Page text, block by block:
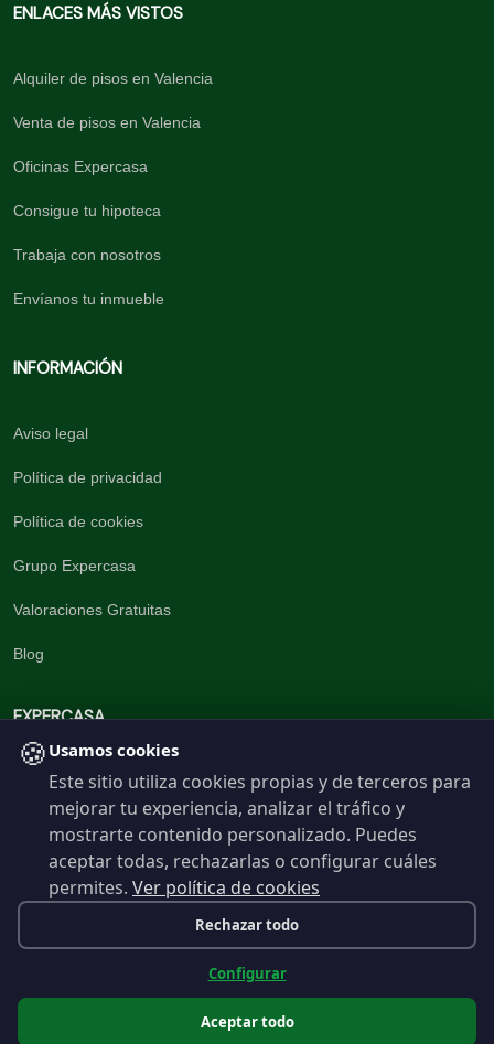
ENLACES MÁS VISTOS
Alquiler de pisos en Valencia
Venta de pisos en Valencia
Oficinas Expercasa
Consigue tu hipoteca
Trabaja con nosotros
Envíanos tu inmueble
INFORMACIÓN
Aviso legal
Política de privacidad
Política de cookies
Grupo Expercasa
Valoraciones Gratuitas
Blog
EXPERCASA
La inmobiliaria del Barrio
960 191 537
Contáctanos
🍪 Usamos cookies
Este sitio utiliza cookies propias y de terceros para
mejorar tu experiencia, analizar el tráfico y
mostrarte contenido personalizado. Puedes
aceptar todas, rechazarlas o configurar cuáles
permites. Ver política de cookies
Rechazar todo
Configurar
Aceptar todo